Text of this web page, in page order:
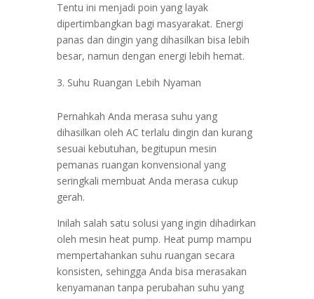
Tentu ini menjadi poin yang layak
dipertimbangkan bagi masyarakat. Energi
panas dan dingin yang dihasilkan bisa lebih
besar, namun dengan energi lebih hemat.
Suhu Ruangan Lebih Nyaman
Pernahkah Anda merasa suhu yang
dihasilkan oleh AC terlalu dingin dan kurang
sesuai kebutuhan, begitupun mesin
pemanas ruangan konvensional yang
seringkali membuat Anda merasa cukup
gerah.
Inilah salah satu solusi yang ingin dihadirkan
oleh mesin heat pump. Heat pump mampu
mempertahankan suhu ruangan secara
konsisten, sehingga Anda bisa merasakan
kenyamanan tanpa perubahan suhu yang